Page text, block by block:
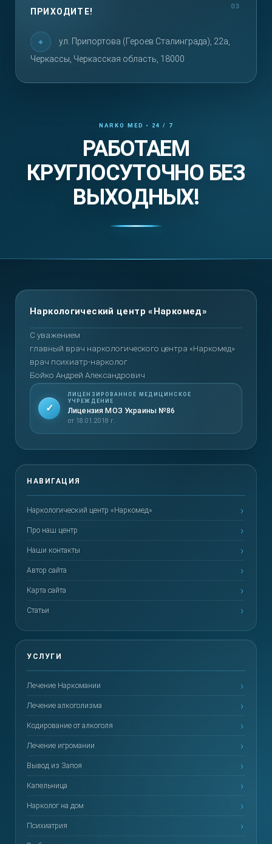
ПРИХОДИТЕ!
ул. Припортова (Героев Сталинграда), 22а,
Черкассы, Черкасская область, 18000
РАБОТАЕМ
КРУГЛОСУТОЧНО БЕЗ
ВЫХОДНЫХ!
С уважением
главный врач наркологического центра «Наркомед»
врач психиатр-нарколог
Бойко Андрей Александрович
✓
ЛИЦЕНЗИРОВАННОЕ МЕДИЦИНСКОЕ
УЧРЕЖДЕНИЕ
Лицензия МОЗ Украины №86
от 18.01.2018 г.
Наркологический центр «Наркомед»
Про наш центр
Наши контакты
Автор сайта
Карта сайта
Статьи
Лечение Наркомании
Лечение алкоголизма
Кодирование от алкоголя
Лечение игромании
Вывод из Запоя
Капельница
Нарколог на дом
Психиатрия